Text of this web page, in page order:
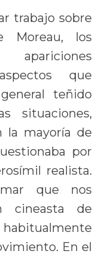
trabajo sobre
Moreau, los
que
teñido
situaciones,
la mayoría de
por
realista.
que nos
cineasta de
En el